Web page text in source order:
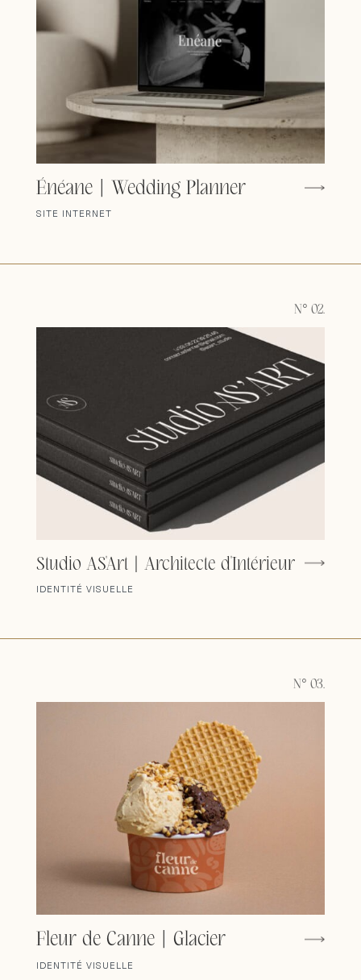
Énéane | Wedding Planner
SITE INTERNET
N° 02.
Studio AS'Art | Architecte d'Intérieur
IDENTITÉ VISUELLE
N° 03.
Fleur de Canne | Glacier
IDENTITÉ VISUELLE